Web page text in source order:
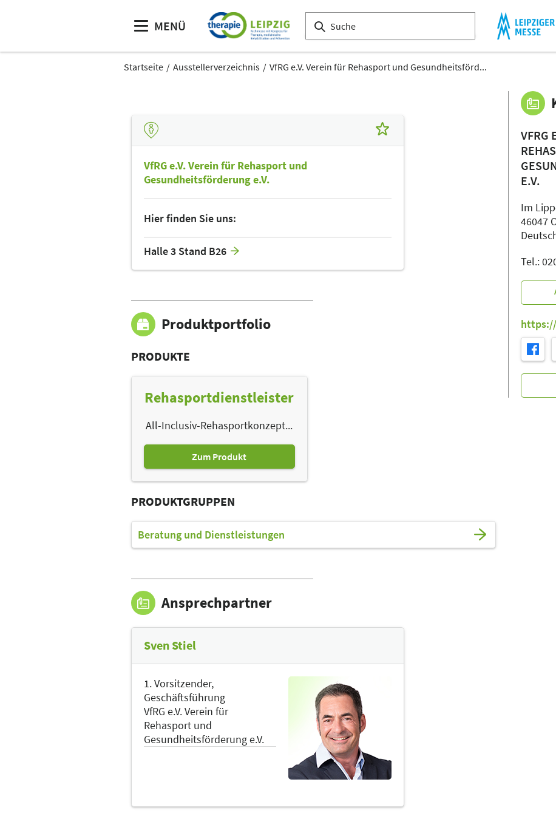
MENÜ
Startseite Ausstellerverzeichnis VfRG e.V. Verein für Rehasport und Gesundheitsförd...
VfRG e.V. Verein für Rehasport und
Gesundheitsförderung e.V.
Hier finden Sie uns:
Halle 3 Stand B26
Produktportfolio
PRODUKTE
Rehasportdienstleister
All-Inclusiv-Rehasportkonzept...
Zum Produkt
PRODUKTGRUPPEN
Beratung und Dienstleistungen
Ansprechpartner
Sven Stiel
1. Vorsitzender,
Geschäftsführung
VfRG e.V. Verein für
Rehasport und
Gesundheitsförderung e.V.
VFRG
E.V.
Im
46047
Tel.: